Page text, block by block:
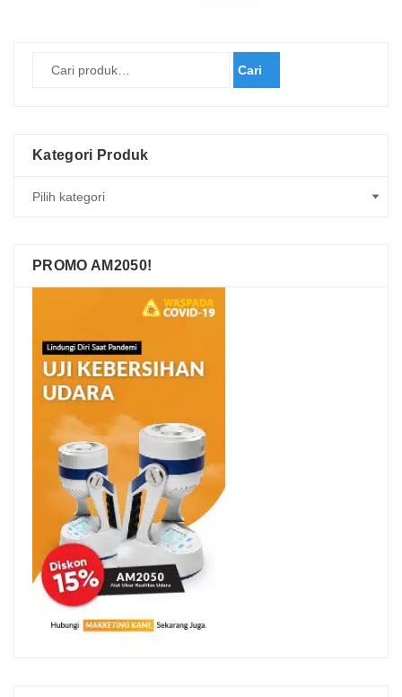
Cari
Kategori Produk
PROMO AM2050!